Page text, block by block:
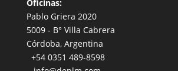
Oficinas:
Pablo Griera 2020
5009 - B° Villa Cabrera
Córdoba, Argentina
+54 0351 489-8598